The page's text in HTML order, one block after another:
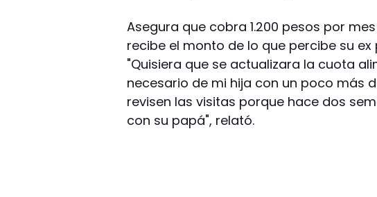
Asegura que cobra 1.200 pesos por
recibe el monto de lo que percibe su
"Quisiera que se actualizara la cuota
necesario de mi hija con un poco más
revisen las visitas porque hace dos
con su papá", relató.